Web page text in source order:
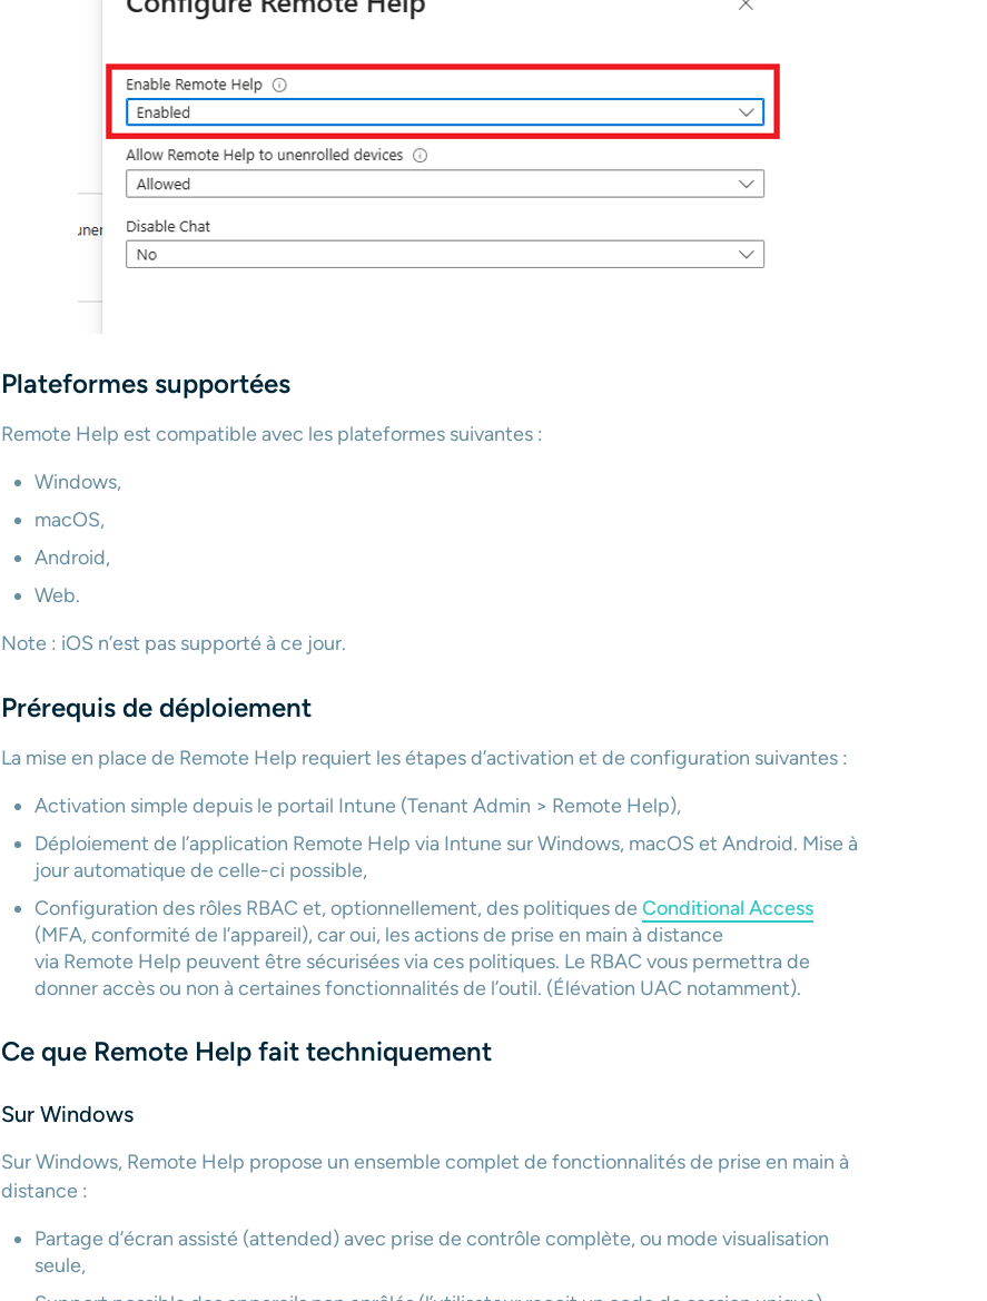
Plateformes supportées
Remote Help est compatible avec les plateformes suivantes :
Windows,
macOS,
Android,
Web.
Note : iOS n’est pas supporté à ce jour.
Prérequis de déploiement
La mise en place de Remote Help requiert les étapes d’activation et de configuration suivantes :
Activation simple depuis le portail Intune (Tenant Admin > Remote Help),
Déploiement de l’application Remote Help via Intune sur Windows, macOS et Android. Mise à
jour automatique de celle-ci possible,
Configuration des rôles RBAC et, optionnellement, des politiques deConditional Access
(MFA, conformité de l’appareil), car oui, les actions de prise en main à distance
via Remote Help peuvent être sécurisées via ces politiques. Le RBAC vous permettra de
donner accès ou non à certaines fonctionnalités de l’outil. (Élévation UAC notamment).
Ce que Remote Help fait techniquement
Sur Windows
Sur Windows, Remote Help propose un ensemble complet de fonctionnalités de prise en main à
distance :
Partage d’écran assisté (attended) avec prise de contrôle complète, ou mode visualisation
seule,